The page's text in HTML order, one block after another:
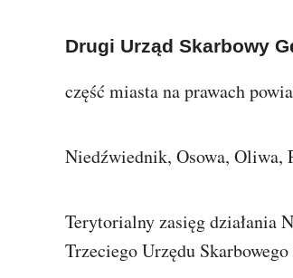
Drugi Urząd Skarbowy
część miasta na prawach
Niedźwiednik, Osowa, Oliwa,
Terytorialny zasięg działania
Trzeciego Urzędu